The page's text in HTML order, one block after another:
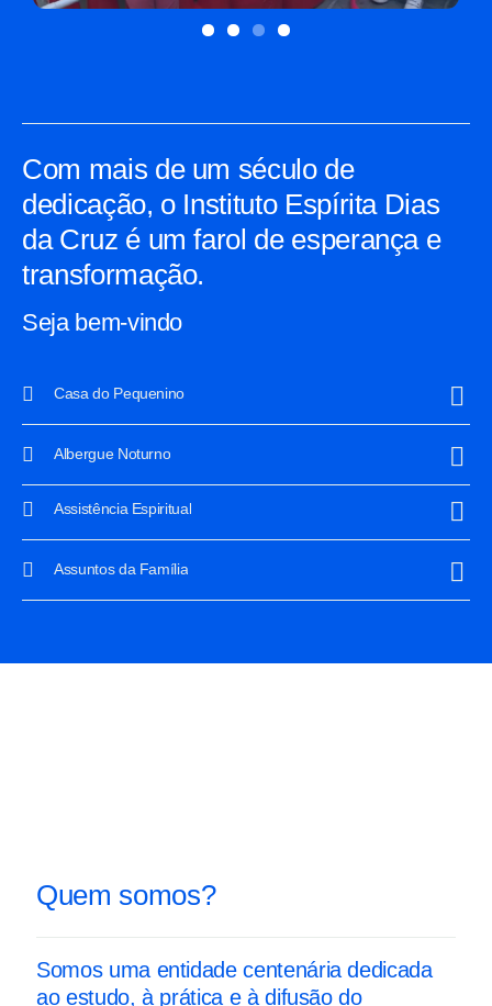
Com mais de um século de
dedicação, o Instituto Espírita Dias
da Cruz é um farol de esperança e
transformação.
Seja bem-vindo
Casa do Pequenino
Albergue Noturno
Assistência Espiritual
Assuntos da Família
Quem somos?
Somos uma entidade centenária dedicada
ao estudo, à prática e à difusão do